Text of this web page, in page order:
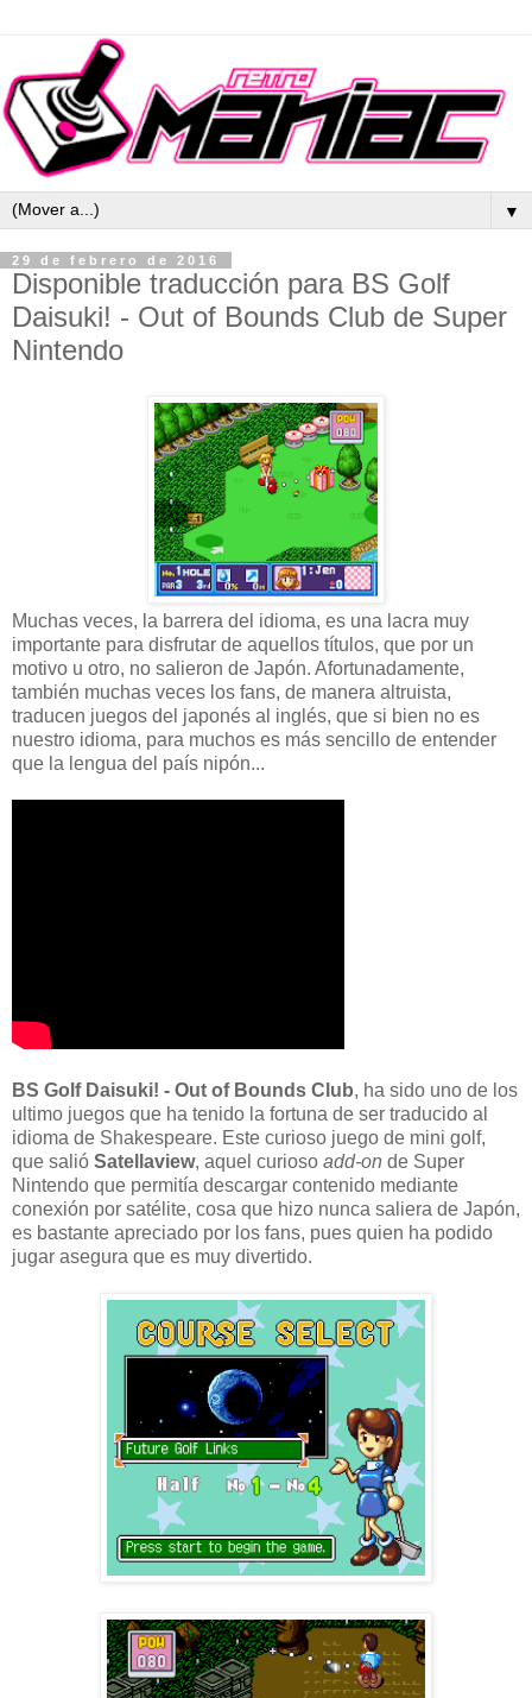
▼
29 de febrero de 2016
Disponible traducción para BS Golf
Daisuki! - Out of Bounds Club de Super
Nintendo
Muchas veces, la barrera del idioma, es una lacra muy
importante para disfrutar de aquellos títulos, que por un
motivo u otro, no salieron de Japón. Afortunadamente,
también muchas veces los fans, de manera altruista,
traducen juegos del japonés al inglés, que si bien no es
nuestro idioma, para muchos es más sencillo de entender
que la lengua del país nipón...
BS Golf Daisuki! - Out of Bounds Club, ha sido uno de los
ultimo juegos que ha tenido la fortuna de ser traducido al
idioma de Shakespeare. Este curioso juego de mini golf,
que salió Satellaview, aquel curioso add-on de Super
Nintendo que permitía descargar contenido mediante
conexión por satélite, cosa que hizo nunca saliera de Japón,
es bastante apreciado por los fans, pues quien ha podido
jugar asegura que es muy divertido.